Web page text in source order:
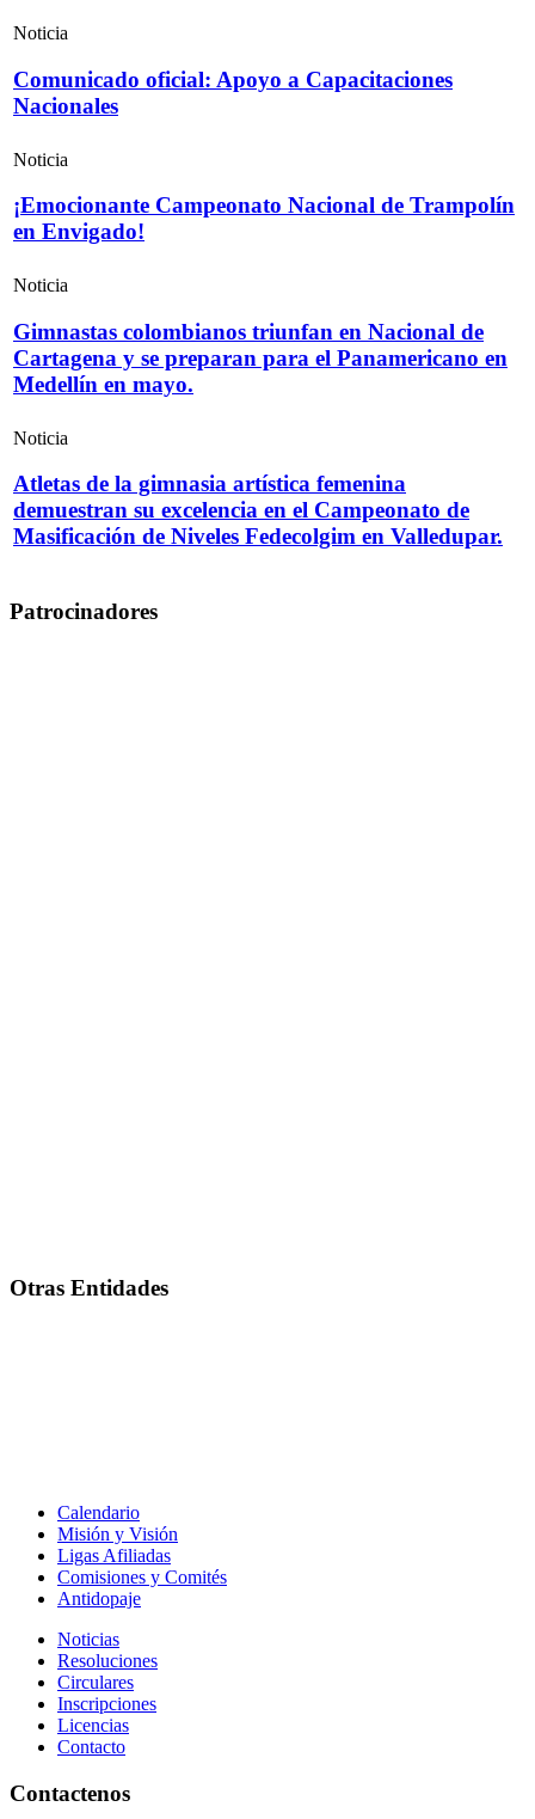
Noticia
Comunicado oficial: Apoyo a Capacitaciones
Nacionales
Noticia
¡Emocionante Campeonato Nacional de Trampolín
en Envigado!
Noticia
Gimnastas colombianos triunfan en Nacional de
Cartagena y se preparan para el Panamericano en
Medellín en mayo.
Noticia
Atletas de la gimnasia artística femenina
demuestran su excelencia en el Campeonato de
Masificación de Niveles Fedecolgim en Valledupar.
Patrocinadores
Otras Entidades
Calendario
Misión y Visión
Ligas Afiliadas
Comisiones y Comités
Antidopaje
Noticias
Resoluciones
Circulares
Inscripciones
Licencias
Contacto
Contactenos